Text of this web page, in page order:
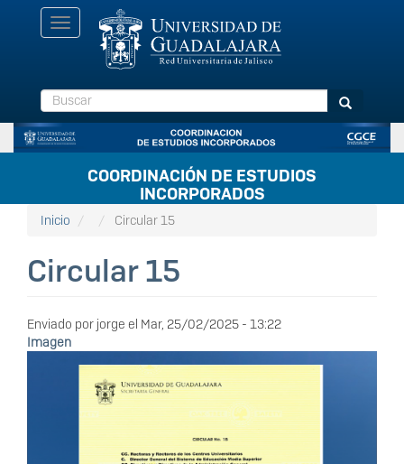
Toggle
navigation
Buscar Buscar
COORDINACIÓN DE ESTUDIOS
INCORPORADOS
Inicio Circular 15
Circular 15
Enviado por jorge el Mar, 25/02/2025 - 13:22
Imagen